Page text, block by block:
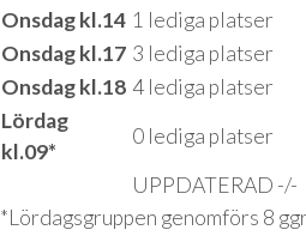
Onsdag kl.14 1 lediga platser
Onsdag kl.17 3 lediga platser
Onsdag kl.18 4 lediga platser
Lördag
kl.09*
0 lediga platser
UPPDATERAD -/-
*Lördagsgruppen genomförs 8